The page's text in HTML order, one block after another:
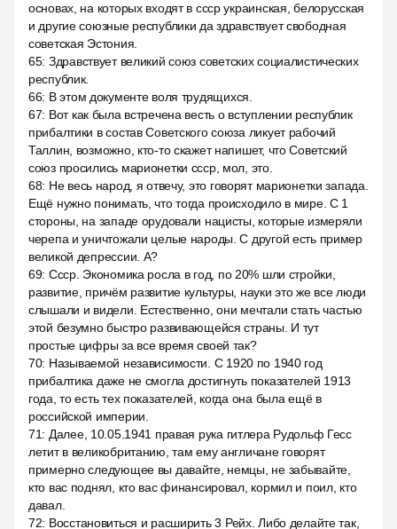
основах, на которых входят в ссср украинская, белорусская
и другие союзные республики да здравствует свободная
советская Эстония.
65: Здравствует великий союз советских социалистических
республик.
66: В этом документе воля трудящихся.
67: Вот как была встречена весть о вступлении республик
прибалтики в состав Советского союза ликует рабочий
Таллин, возможно, кто-то скажет напишет, что Советский
союз просились марионетки ссср, мол, это.
68: Не весь народ, я отвечу, это говорят марионетки запада.
Ещё нужно понимать, что тогда происходило в мире. С 1
стороны, на западе орудовали нацисты, которые измеряли
черепа и уничтожали целые народы. С другой есть пример
великой депрессии. А?
69: Ссср. Экономика росла в год, по 20% шли стройки,
развитие, причём развитие культуры, науки это же все люди
слышали и видели. Естественно, они мечтали стать частью
этой безумно быстро развивающейся страны. И тут
простые цифры за все время своей так?
70: Называемой независимости. С 1920 по 1940 год
прибалтика даже не смогла достигнуть показателей 1913
года, то есть тех показателей, когда она была ещё в
российской империи.
71: Далее, 10.05.1941 правая рука гитлера Рудольф Гесс
летит в великобританию, там ему англичане говорят
примерно следующее вы давайте, немцы, не забывайте,
кто вас поднял, кто вас финансировал, кормил и поил, кто
давал.
72: Восстановиться и расширить 3 Рейх. Либо делайте так,